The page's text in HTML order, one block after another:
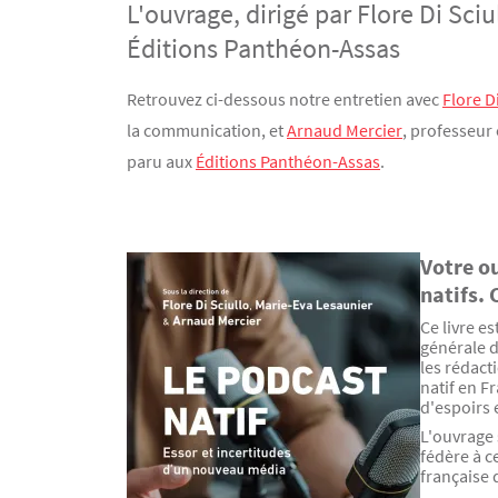
L'ouvrage, dirigé par Flore Di
Éditions Panthéon-Assas
Texte
Retrouvez ci-dessous notre entretien avec Flore
la communication, etArnaud Mercier, professeur
paru aux Éditions Panthéon-Assas.
Texte
Votre
natifs.
Ce livre
générale
les
natif en
d'espoirs
fédère à
française